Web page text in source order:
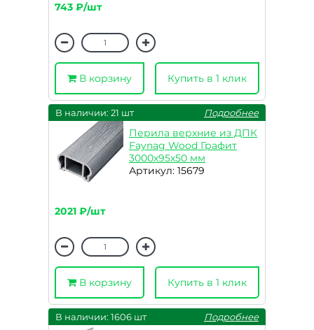
743 ₽/шт
В корзину Купить в 1 клик
В наличии: 21 шт Подробнее
Перила верхние из ДПК
Faynag Wood Графит
3000х95х50 мм
Артикул: 15679
2021 ₽/шт
В корзину Купить в 1 клик
В наличии: 1606 шт Подробнее